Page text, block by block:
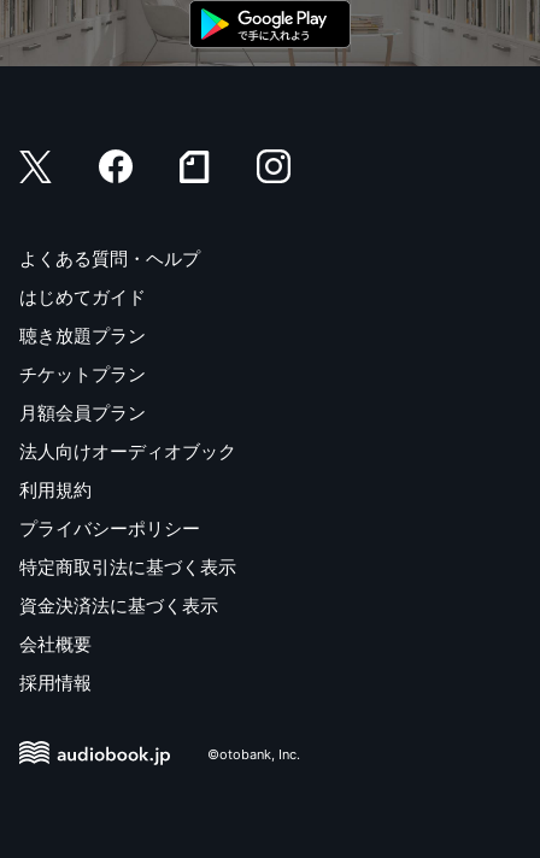
よくある質問・ヘルプ
はじめてガイド
聴き放題プラン
チケットプラン
月額会員プラン
法人向けオーディオブック
利用規約
プライバシーポリシー
特定商取引法に基づく表示
資金決済法に基づく表示
会社概要
採用情報
©otobank, Inc.